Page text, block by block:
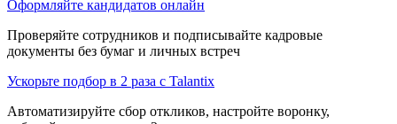
Оформляйте кандидатов онлайн
Проверяйте сотрудников и подписывайте кадровые
документы без бумаг и личных встреч
Ускорьте подбор в 2 раза с Talantix
Автоматизируйте сбор откликов, настройте воронку,